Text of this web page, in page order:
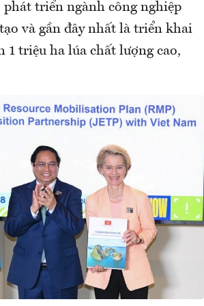
triển ngành công nghiệp
và gần đây nhất là triển khai
1 triệu ha lúa chất lượng cao,